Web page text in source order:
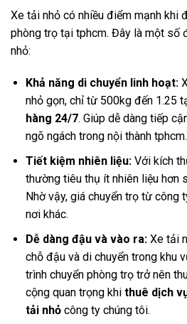
Xe tải nhỏ có nhiều điểm mạnh khi
phòng trọ tại tphcm. Đây là một số
nhỏ:
Khả năng di chuyển linh hoạt:
nhỏ gọn, chỉ từ 500kg đến 1.25
hàng 24/7. Giúp dễ dàng tiếp
ngõ ngách trong nội thành tphcm.
Tiết kiệm nhiên liệu: Với kích
thường tiêu thụ ít nhiên liệu hơn
Nhờ vậy, giá chuyển trọ từ công
nơi khác.
Dễ dàng đậu và vào ra:Xe tải
chỗ đậu và di chuyển trong khu
trình chuyển phòng trọ trở nên
cộng quan trọng khi thuê dịch
tải nhỏ công ty chúng tôi.